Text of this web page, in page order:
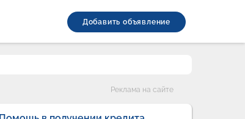
Добавить объявление
Реклама на сайте